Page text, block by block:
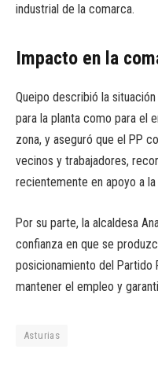
industrial de la comarca.
Impacto en la
Queipo describió la
para la planta como para el
zona, y aseguró que el PP
vecinos y trabajadores,
recientemente en apoyo a la
Por su parte, la alcaldesa
confianza en que se
posicionamiento del Partido
mantener el empleo y
Asturias